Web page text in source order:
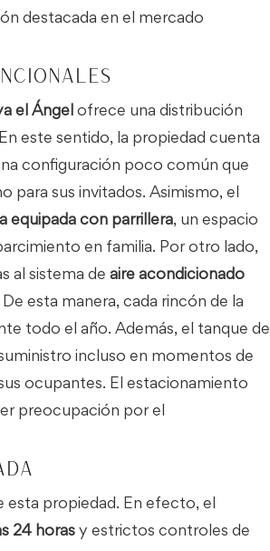
destacada en el mercado
el Ángel ofrece una distribución
este sentido, la propiedad cuenta
configuración poco común que
sus invitados. Asimismo, el
equipada con parrillera, un espacio
en familia. Por otro lado,
al sistema de aire acondicionado
esta manera, cada rincón de la
todo el año. Además, el tanque de
incluso en momentos de
ocupantes. El estacionamiento
preocupación por el
esta propiedad. En efecto, el
24 horas y estrictos controles de